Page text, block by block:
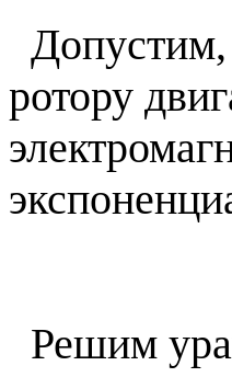
Допустим,
ротору
Решим